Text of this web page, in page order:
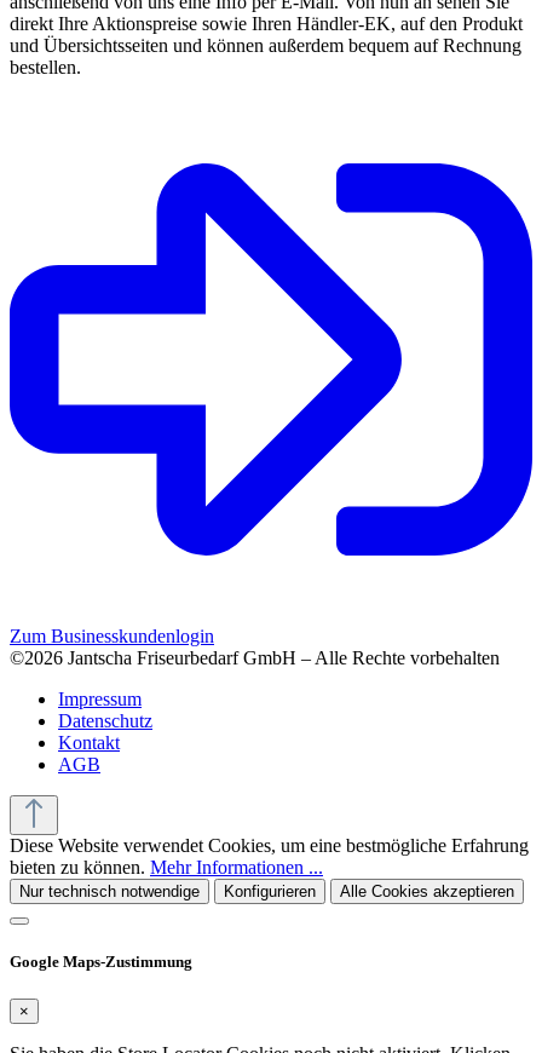
direkt Ihre Aktionspreise sowie Ihren Händler-EK, auf den Produkt
und Übersichtsseiten und können außerdem bequem auf Rechnung
bestellen.
Zum Businesskundenlogin
©2026 Jantscha Friseurbedarf GmbH – Alle Rechte vorbehalten
Impressum
Datenschutz
Kontakt
AGB
Diese Website verwendet Cookies, um eine bestmögliche Erfahrung
bieten zu können. Mehr Informationen ...
Nur technisch notwendige Konfigurieren Alle Cookies akzeptieren
Google Maps-Zustimmung
×